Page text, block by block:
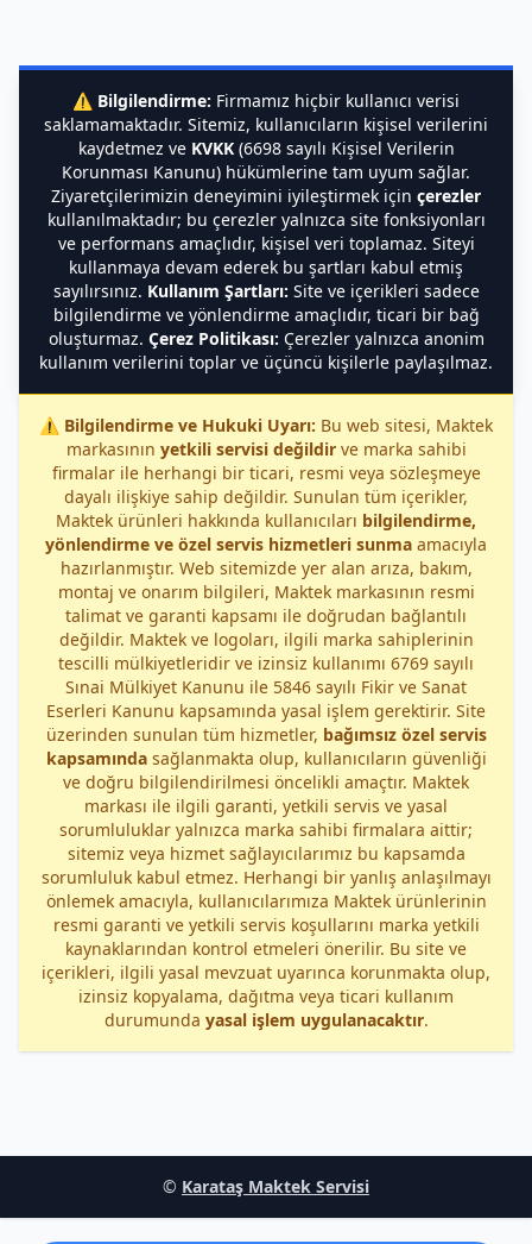
⚠️ Bilgilendirme: Firmamız hiçbir kullanıcı verisi
saklamamaktadır. Sitemiz, kullanıcıların kişisel verilerini
kaydetmez ve KVKK(6698 sayılı Kişisel Verilerin
Korunması Kanunu) hükümlerine tam uyum sağlar.
Ziyaretçilerimizin deneyimini iyileştirmek için çerezler
kullanılmaktadır; bu çerezler yalnızca site fonksiyonları
ve performans amaçlıdır, kişisel veri toplamaz. Siteyi
kullanmaya devam ederek bu şartları kabul etmiş
sayılırsınız. Kullanım Şartları: Site ve içerikleri sadece
bilgilendirme ve yönlendirme amaçlıdır, ticari bir bağ
oluşturmaz. Çerez Politikası: Çerezler yalnızca anonim
kullanım verilerini toplar ve üçüncü kişilerle paylaşılmaz.
⚠️ Bilgilendirme ve Hukuki Uyarı: Bu web sitesi, Maktek
markasının yetkili servisi değildirve marka sahibi
firmalar ile herhangi bir ticari, resmi veya sözleşmeye
dayalı ilişkiye sahip değildir. Sunulan tüm içerikler,
Maktek ürünleri hakkında kullanıcıları bilgilendirme,
yönlendirme ve özel servis hizmetleri sunma amacıyla
hazırlanmıştır. Web sitemizde yer alan arıza, bakım,
montaj ve onarım bilgileri, Maktek markasının resmi
talimat ve garanti kapsamı ile doğrudan bağlantılı
değildir. Maktek ve logoları, ilgili marka sahiplerinin
tescilli mülkiyetleridir ve izinsiz kullanımı 6769 sayılı
Sınai Mülkiyet Kanunu ile 5846 sayılı Fikir ve Sanat
Eserleri Kanunu kapsamında yasal işlem gerektirir. Site
üzerinden sunulan tüm hizmetler, bağımsız özel servis
kapsamındasağlanmakta olup, kullanıcıların güvenliği
ve doğru bilgilendirilmesi öncelikli amaçtır. Maktek
markası ile ilgili garanti, yetkili servis ve yasal
sorumluluklar yalnızca marka sahibi firmalara aittir;
sitemiz veya hizmet sağlayıcılarımız bu kapsamda
sorumluluk kabul etmez. Herhangi bir yanlış anlaşılmayı
önlemek amacıyla, kullanıcılarımıza Maktek ürünlerinin
resmi garanti ve yetkili servis koşullarını marka yetkili
kaynaklarından kontrol etmeleri önerilir. Bu site ve
içerikleri, ilgili yasal mevzuat uyarınca korunmakta olup,
izinsiz kopyalama, dağıtma veya ticari kullanım
durumunda yasal işlem uygulanacaktır.
© Karataş Maktek Servisi